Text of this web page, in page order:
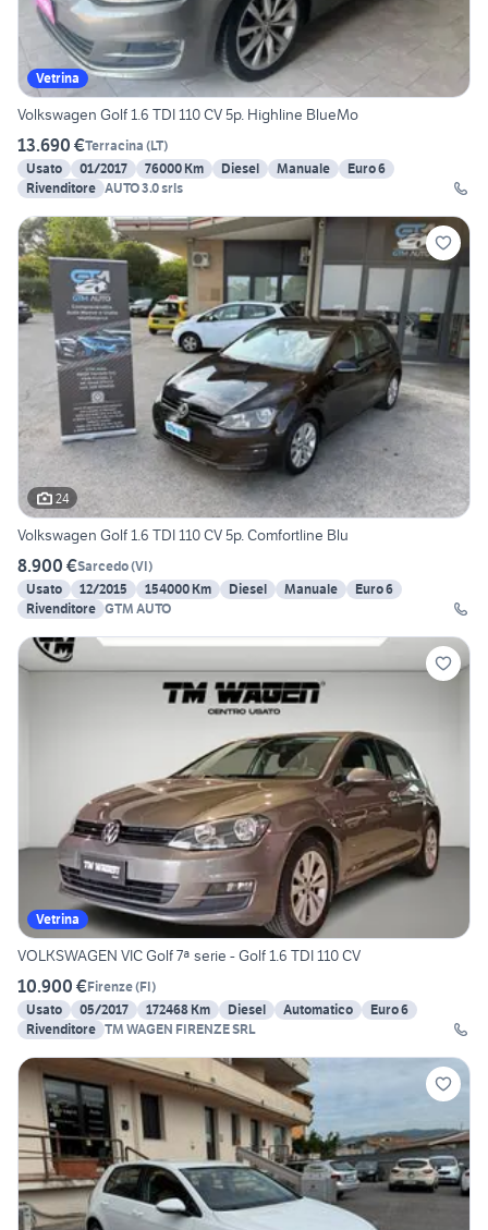
Vetrina
Volkswagen Golf 1.6 TDI 110 CV 5p. Highline BlueMo
13.690 €Terracina (LT)
Usato
01/2017 76000 Km Diesel Manuale
Euro 6
Rivenditore AUTO 3.0 srls
24
Volkswagen Golf 1.6 TDI 110 CV 5p. Comfortline Blu
8.900 €Sarcedo(VI)
Usato
12/2015 154000 Km Diesel Manuale
Euro 6
Rivenditore GTM AUTO
Vetrina
VOLKSWAGEN VIC Golf 7ª serie - Golf 1.6 TDI 110 CV
10.900 €Firenze(FI)
Usato
05/2017 172468 Km Diesel Automatico
Euro 6
Rivenditore TM WAGEN FIRENZE SRL